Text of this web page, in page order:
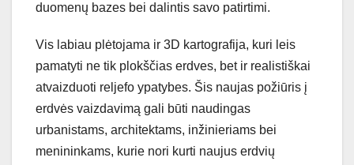
duomenų bazes bei dalintis savo patirtimi.
Vis labiau plėtojama ir 3D kartografija, kuri leis
pamatyti ne tik plokščias erdves, bet ir realistiškai
atvaizduoti reljefo ypatybes. Šis naujas požiūris į
erdvės vaizdavimą gali būti naudingas
urbanistams, architektams, inžinieriams bei
menininkams, kurie nori kurti naujus erdvių